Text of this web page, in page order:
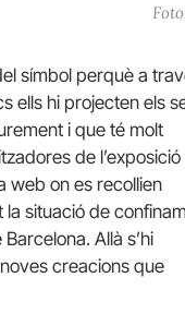
símbol perquè a
ells hi projecten els
i que té molt
de l’exposició
web on es recollien
situació de
Allà s’hi
creacions que